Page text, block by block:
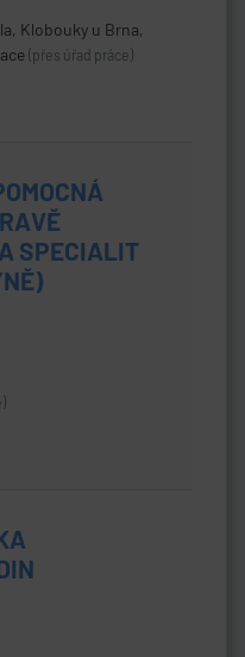
Klobouky u Brna,
(přes úřad práce)
SPECIALIT